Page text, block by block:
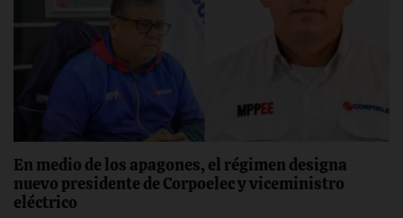
En medio de los apagones, el régimen designa
nuevo presidente de Corpoelec y viceministro
eléctrico